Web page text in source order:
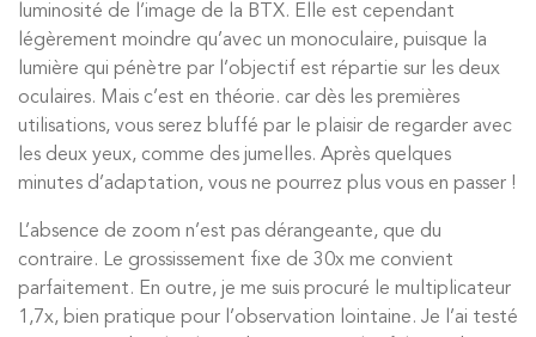
luminosité de l’image de la BTX. Elle est cependant
légèrement moindre qu’avec un monoculaire, puisque la
lumière qui pénètre par l’objectif est répartie sur les deux
oculaires. Mais c’est en théorie. car dès les premières
utilisations, vous serez bluffé par le plaisir de regarder avec
les deux yeux, comme des jumelles. Après quelques
minutes d’adaptation, vous ne pourrez plus vous en passer !
L’absence de zoom n’est pas dérangeante, que du
contraire. Le grossissement fixe de 30x me convient
parfaitement. En outre, je me suis procuré le multiplicateur
1,7x, bien pratique pour l’observation lointaine. Je l’ai testé